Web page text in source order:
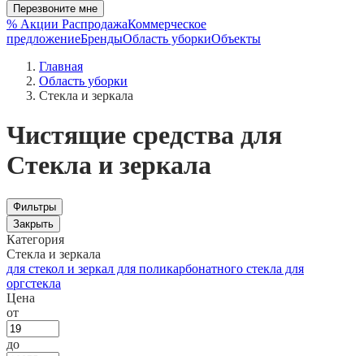
Перезвоните мне
% Акции РаспродажаКоммерческое
предложениеБрендыОбласть уборкиОбъекты
Главная
Область уборки
Стекла и зеркала
Чистящие средства для
Стекла и зеркала
Фильтры
Закрыть
Категория
Стекла и зеркала
для стекол и зеркал для поликарбонатного стекла для
оргстекла
Цена
от
до